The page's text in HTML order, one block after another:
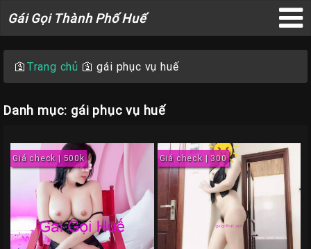
Gái Gọi Thành Phố Huế
Gái
Thành
Phố
Huế
×
Trang
Chủ
gọi
Huế
🛐 Trang chủ 🛐gái phục vụ huế
Danh mục: gái phục vụ huế
Giá check | 500k Giá check | 300